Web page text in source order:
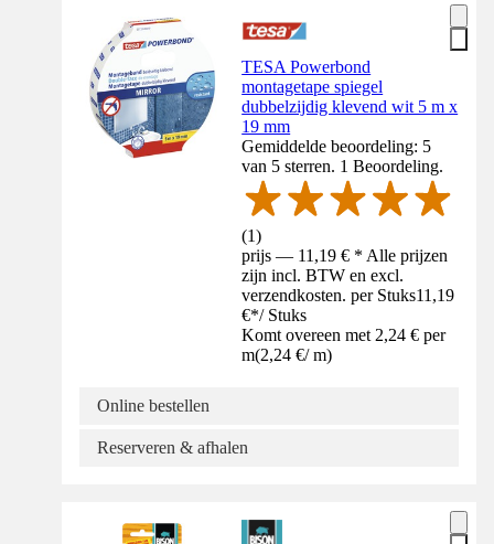
TESA Powerbond
montagetape spiegel
dubbelzijdig klevend wit 5 m x
19 mm
Gemiddelde beoordeling: 5
van 5 sterren. 1 Beoordeling.
(1)
prijs — 11,19 € * Alle prijzen
zijn incl. BTW en excl.
verzendkosten. per Stuks11,19
€*/ Stuks
Komt overeen met 2,24 € per
m(2,24 €/ m)
Online bestellen
Reserveren & afhalen